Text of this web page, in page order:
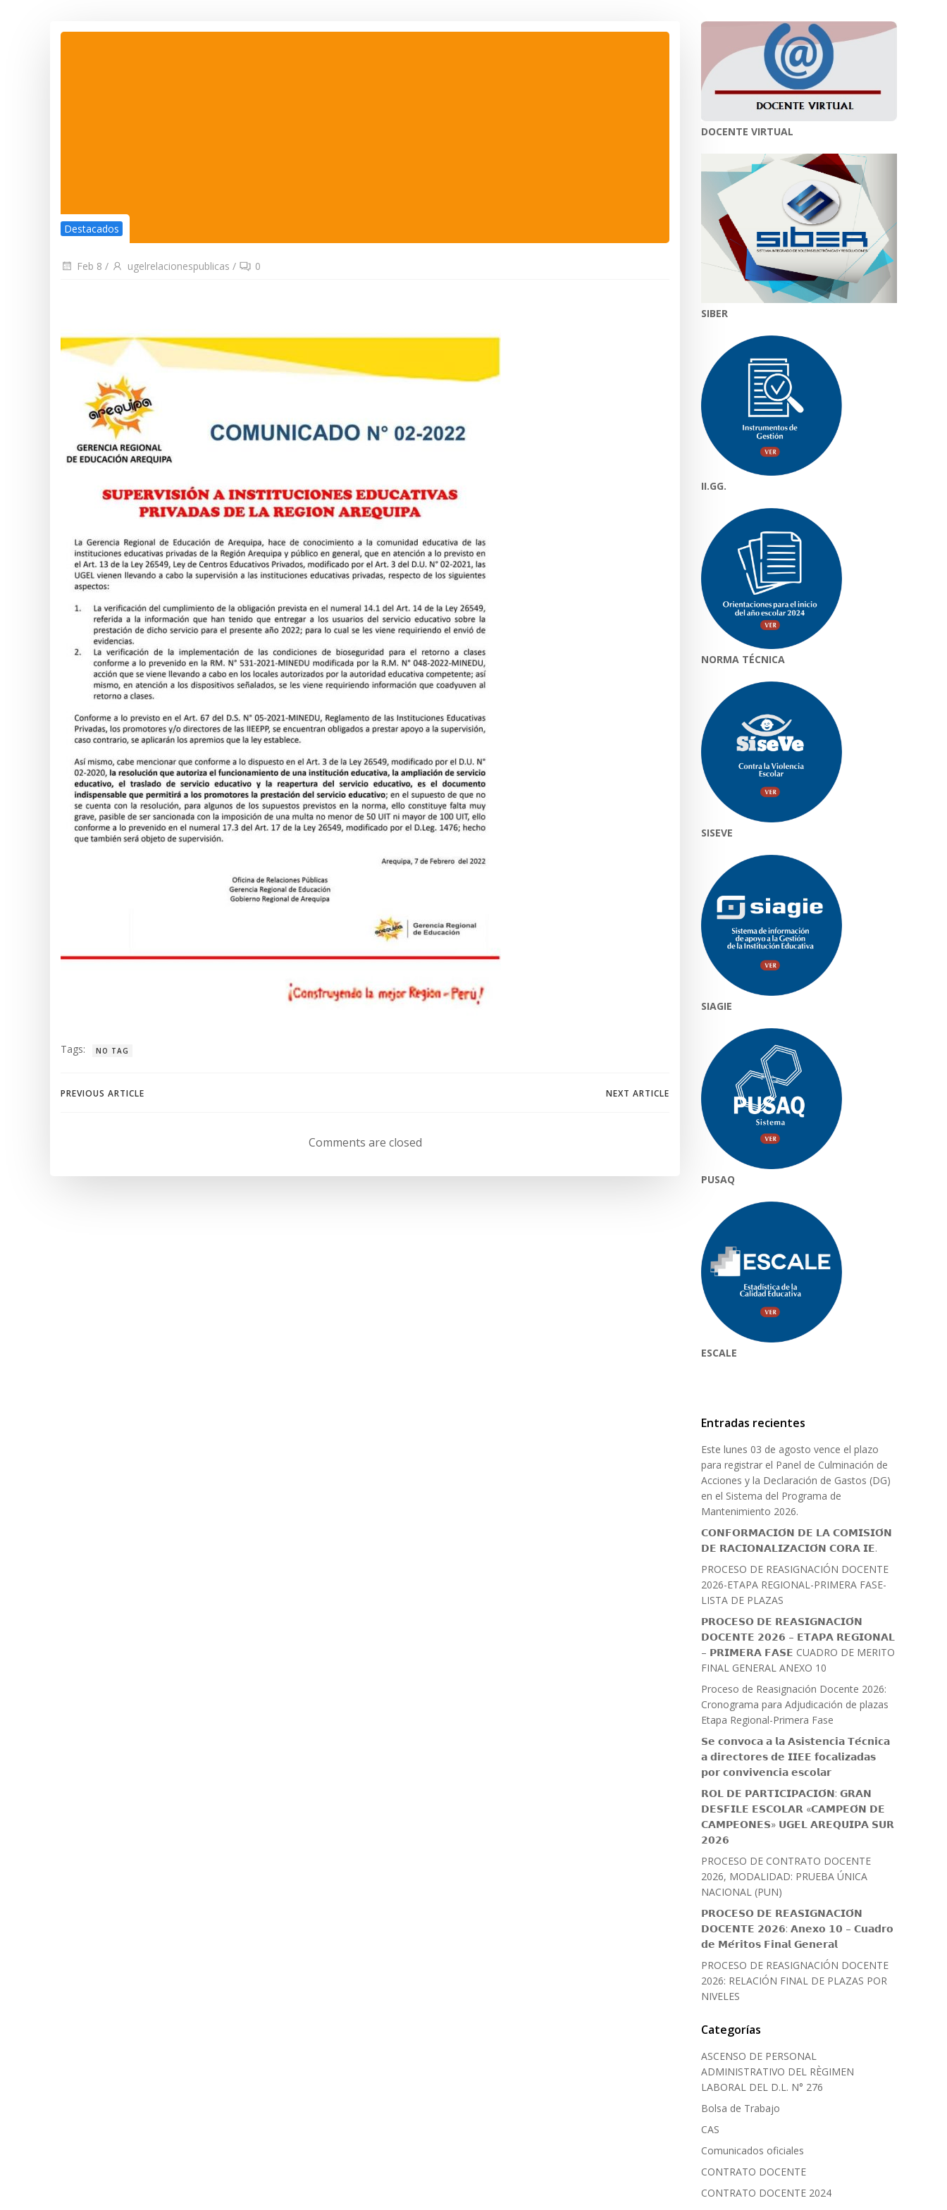
Destacados
Feb 8 / ugelrelacionespublicas / 0
Tags: NO TAG
Navegación
entradas
PREVIOUS ARTICLE
de
entradas
NEXT ARTICLE
Comments are closed
DOCENTE VIRTUAL
SIBER
II.GG.
NORMA TÉCNICA
SISEVE
SIAGIE
PUSAQ
ESCALE
Entradas recientes
Este lunes 03 de agosto vence el plazo
para registrar el Panel de Culminación de
Acciones y la Declaración de Gastos (DG)
en el Sistema del Programa de
Mantenimiento 2026.
𝗖𝗢𝗡𝗙𝗢𝗥𝗠𝗔𝗖𝗜𝗢́𝗡 𝗗𝗘 𝗟𝗔 𝗖𝗢𝗠𝗜𝗦𝗜𝗢́𝗡
𝗗𝗘 𝗥𝗔𝗖𝗜𝗢𝗡𝗔𝗟𝗜𝗭𝗔𝗖𝗜𝗢́𝗡 𝗖𝗢𝗥𝗔 𝗜𝗘.
PROCESO DE REASIGNACIÓN DOCENTE
2026-ETAPA REGIONAL-PRIMERA FASE-
LISTA DE PLAZAS
𝗣𝗥𝗢𝗖𝗘𝗦𝗢 𝗗𝗘 𝗥𝗘𝗔𝗦𝗜𝗚𝗡𝗔𝗖𝗜𝗢́𝗡
𝗗𝗢𝗖𝗘𝗡𝗧𝗘 𝟮𝟬𝟮𝟲 – 𝗘𝗧𝗔𝗣𝗔 𝗥𝗘𝗚𝗜𝗢𝗡𝗔𝗟
– 𝗣𝗥𝗜𝗠𝗘𝗥𝗔 𝗙𝗔𝗦𝗘 CUADRO DE MERITO
FINAL GENERAL ANEXO 10
Proceso de Reasignación Docente 2026:
Cronograma para Adjudicación de plazas
Etapa Regional-Primera Fase
𝗦𝗲 𝗰𝗼𝗻𝘃𝗼𝗰𝗮 𝗮 𝗹𝗮 𝗔𝘀𝗶𝘀𝘁𝗲𝗻𝗰𝗶𝗮 𝗧𝗲́𝗰𝗻𝗶𝗰𝗮
𝗮 𝗱𝗶𝗿𝗲𝗰𝘁𝗼𝗿𝗲𝘀 𝗱𝗲 𝗜𝗜𝗘𝗘 𝗳𝗼𝗰𝗮𝗹𝗶𝘇𝗮𝗱𝗮𝘀
𝗽𝗼𝗿 𝗰𝗼𝗻𝘃𝗶𝘃𝗲𝗻𝗰𝗶𝗮 𝗲𝘀𝗰𝗼𝗹𝗮𝗿
𝗥𝗢𝗟 𝗗𝗘 𝗣𝗔𝗥𝗧𝗜𝗖𝗜𝗣𝗔𝗖𝗜𝗢́𝗡: 𝗚𝗥𝗔𝗡
𝗗𝗘𝗦𝗙𝗜𝗟𝗘 𝗘𝗦𝗖𝗢𝗟𝗔𝗥 «𝗖𝗔𝗠𝗣𝗘𝗢́𝗡 𝗗𝗘
𝗖𝗔𝗠𝗣𝗘𝗢𝗡𝗘𝗦» 𝗨𝗚𝗘𝗟 𝗔𝗥𝗘𝗤𝗨𝗜𝗣𝗔 𝗦𝗨𝗥
𝟮𝟬𝟮𝟲
PROCESO DE CONTRATO DOCENTE
2026, MODALIDAD: PRUEBA ÚNICA
NACIONAL (PUN)
𝗣𝗥𝗢𝗖𝗘𝗦𝗢 𝗗𝗘 𝗥𝗘𝗔𝗦𝗜𝗚𝗡𝗔𝗖𝗜𝗢́𝗡
𝗗𝗢𝗖𝗘𝗡𝗧𝗘 𝟮𝟬𝟮𝟲: 𝗔𝗻𝗲𝘅𝗼 𝟭𝟬 – 𝗖𝘂𝗮𝗱𝗿𝗼
𝗱𝗲 𝗠𝗲́𝗿𝗶𝘁𝗼𝘀 𝗙𝗶𝗻𝗮𝗹 𝗚𝗲𝗻𝗲𝗿𝗮𝗹
PROCESO DE REASIGNACIÓN DOCENTE
2026: RELACIÓN FINAL DE PLAZAS POR
NIVELES
Categorías
ASCENSO DE PERSONAL
ADMINISTRATIVO DEL RÈGIMEN
LABORAL DEL D.L. N° 276
Bolsa de Trabajo
CAS
Comunicados oficiales
CONTRATO DOCENTE
CONTRATO DOCENTE 2024